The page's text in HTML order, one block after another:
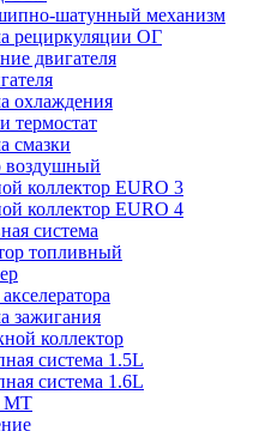
шатунный механизм
рециркуляции ОГ
двигателя
охлаждения
термостат
смазки
воздушный
коллектор EURO 3
коллектор EURO 4
система
топливный
зажигания
коллектор
система 1.5L
система 1.6L
МТ